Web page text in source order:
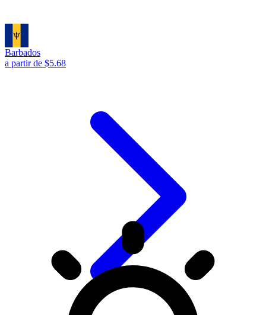
Barbados
a partir de $5.68